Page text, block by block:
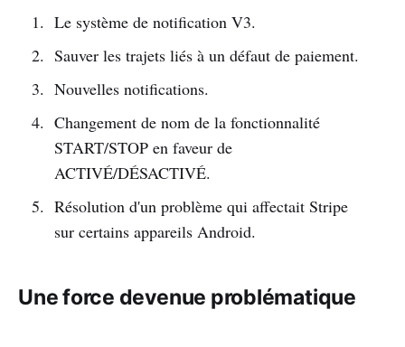
Le système de notification V3.
Sauver les trajets liés à un défaut de paiement.
Nouvelles notifications.
Changement de nom de la fonctionnalité
START/STOP en faveur de
ACTIVÉ/DÉSACTIVÉ.
Résolution d'un problème qui affectait Stripe
sur certains appareils Android.
Une force devenue problématique